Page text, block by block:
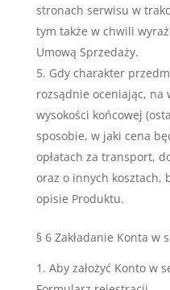
stronach serwisu w
tym także w chwili
Umową Sprzedaży.
Gdy charakter
rozsądnie oceniając, na
wysokości końcowej
sposobie, w jaki cena
opłatach za transport,
oraz o innych kosztach,
opisie Produktu.
§ 6 Zakładanie Konta w
Aby założyć Konto w